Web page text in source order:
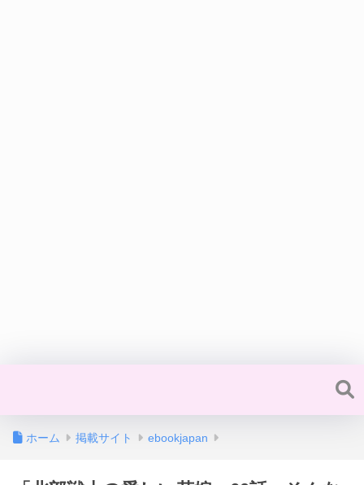
ホーム 掲載サイト ebookjapan